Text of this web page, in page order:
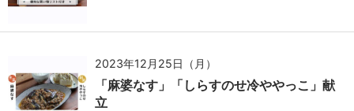
2023年12月25日（月）
「麻婆なす」「しらすのせ冷ややっこ」献
立